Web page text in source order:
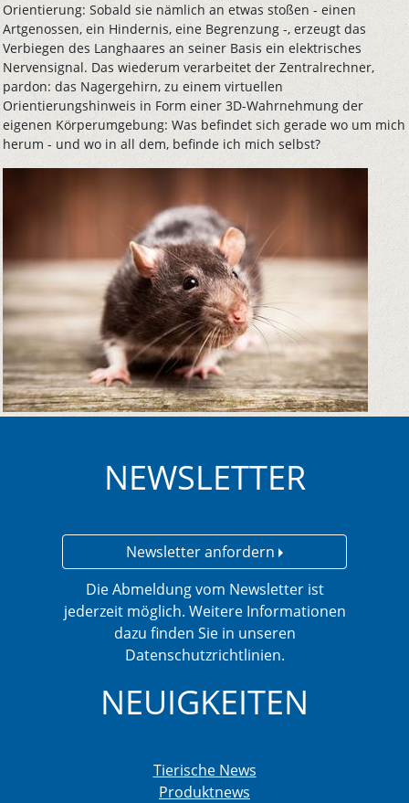
Orientierung: Sobald sie nämlich an etwas stoßen - einen
Artgenossen, ein Hindernis, eine Begrenzung -, erzeugt das
Verbiegen des Langhaares an seiner Basis ein elektrisches
Nervensignal. Das wiederum verarbeitet der Zentralrechner,
pardon: das Nagergehirn, zu einem virtuellen
Orientierungshinweis in Form einer 3D-Wahrnehmung der
eigenen Körperumgebung: Was befindet sich gerade wo um mich
herum - und wo in all dem, befinde ich mich selbst?
NEWSLETTER
Newsletter anfordern
Die Abmeldung vom Newsletter ist
jederzeit möglich. Weitere Informationen
dazu finden Sie in unseren
Datenschutzrichtlinien.
NEUIGKEITEN
Tierische News
Produktnews